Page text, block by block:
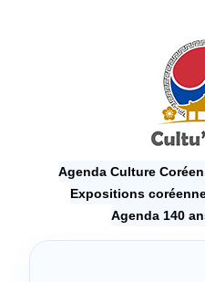
Agenda Culture
Expositions
Agenda 140